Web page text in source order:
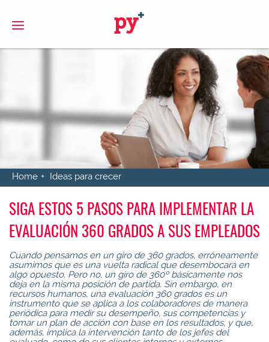
Home Ideas para crecer
SIGA ESTOS 5 PASOS PARA IMPLEMENTAR LA
EVALUACIÓN 360 GRADOS A SUS EMPLEADOS
Cuando pensamos en un giro de 360 grados, erróneamente
asumimos que es una vuelta radical que desembocará en
algo opuesto. Pero no, un giro de 360º básicamente nos
deja en la misma posición de partida. Sin embargo, en
recursos humanos, una evaluación 360 grados es un
instrumento que se aplica a los colaboradores de manera
periódica para medir su desempeño, sus competencias y
tomar un plan de acción con base en los resultados, y que,
además, implica la intervención tanto de los jefes del